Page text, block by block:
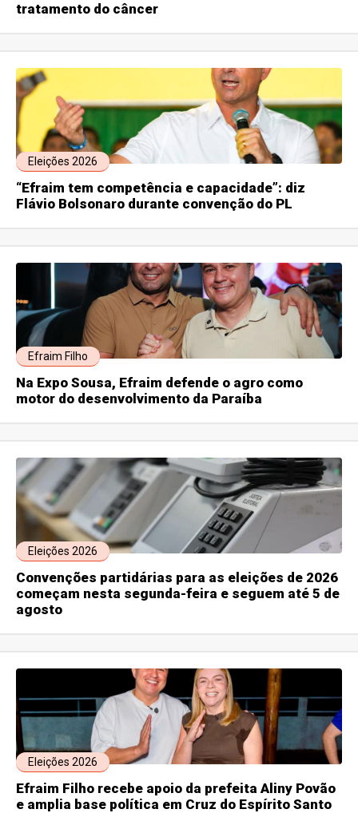
tratamento do câncer
Eleições 2026
“Efraim tem competência e capacidade”: diz
Flávio Bolsonaro durante convenção do PL
Efraim Filho
Na Expo Sousa, Efraim defende o agro como
motor do desenvolvimento da Paraíba
Eleições 2026
Convenções partidárias para as eleições de 2026
começam nesta segunda-feira e seguem até 5 de
agosto
Eleições 2026
Efraim Filho recebe apoio da prefeita Aliny Povão
e amplia base política em Cruz do Espírito Santo